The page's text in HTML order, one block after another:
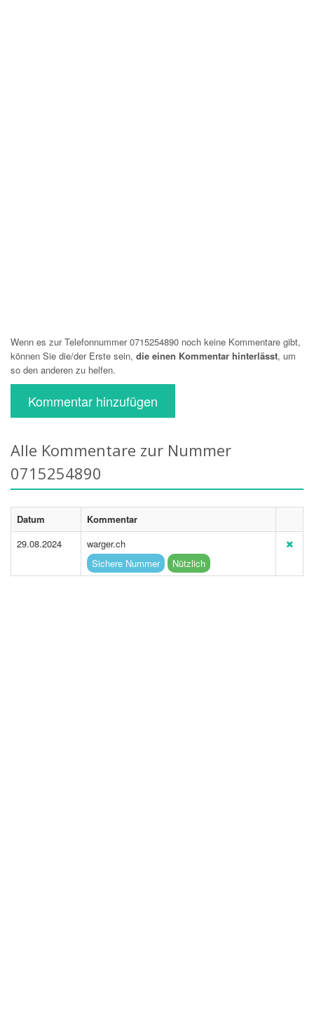
Wenn es zur Telefonnummer 0715254890 noch keine Kommentare gibt,
können Sie die/der Erste sein, die einen Kommentar hinterlässt, um
so den anderen zu helfen.
Kommentar hinzufügen
Alle Kommentare zur Nummer
0715254890
Datum
Kommentar
29.08.2024
warger.ch
Sichere Nummer
Nützlich